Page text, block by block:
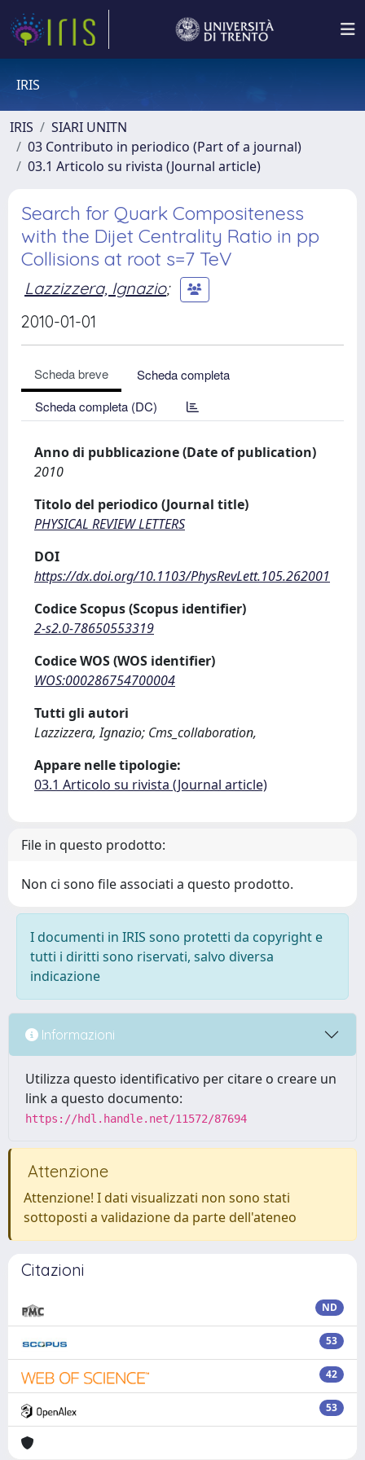
IRIS
IRIS
SIARI UNITN
03 Contributo in periodico (Part of a journal)
03.1 Articolo su rivista (Journal article)
Search for Quark Compositeness
with the Dijet Centrality Ratio in pp
Collisions at root s=7 TeV
Lazzizzera, Ignazio;
2010-01-01
Scheda breve
Scheda completa
Scheda completa (DC)
Anno di pubblicazione (Date of publication)
2010
Titolo del periodico (Journal title)
PHYSICAL REVIEW LETTERS
DOI
https://dx.doi.org/10.1103/PhysRevLett.105.262001
Codice Scopus (Scopus identifier)
2-s2.0-78650553319
Codice WOS (WOS identifier)
WOS:000286754700004
Tutti gli autori
Lazzizzera, Ignazio; Cms_collaboration,
Appare nelle tipologie:
03.1 Articolo su rivista (Journal article)
File in questo prodotto:
Non ci sono file associati a questo prodotto.
I documenti in IRIS sono protetti da copyright e
tutti i diritti sono riservati, salvo diversa
indicazione
Informazioni
Utilizza questo identificativo per citare o creare un
link a questo documento:
https://hdl.handle.net/11572/87694
Attenzione
Attenzione! I dati visualizzati non sono stati
sottoposti a validazione da parte dell'ateneo
Citazioni
ND
53
42
53